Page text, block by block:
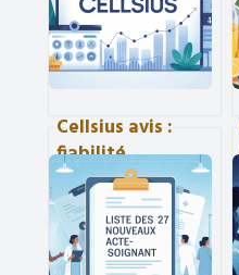
Cellsius avis :
fiabilité,
performances et
retours
d’expérience
passés au crible